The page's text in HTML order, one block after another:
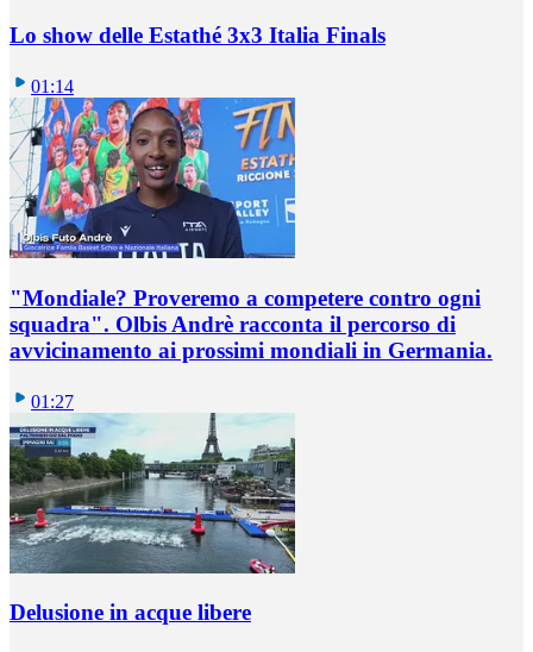
Lo show delle Estathé 3x3 Italia Finals
01:14
"Mondiale? Proveremo a competere contro ogni
squadra". Olbis Andrè racconta il percorso di
avvicinamento ai prossimi mondiali in Germania.
01:27
Delusione in acque libere